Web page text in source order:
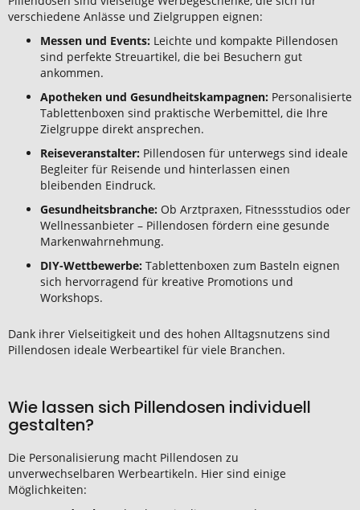
verschiedene Anlässe und Zielgruppen eignen:
Messen und Events: Leichte und kompakte Pillendosen
sind perfekte Streuartikel, die bei Besuchern gut
ankommen.
Apotheken und Gesundheitskampagnen: Personalisierte
Tablettenboxen sind praktische Werbemittel, die Ihre
Zielgruppe direkt ansprechen.
Reiseveranstalter: Pillendosen für unterwegs sind ideale
Begleiter für Reisende und hinterlassen einen
bleibenden Eindruck.
Gesundheitsbranche: Ob Arztpraxen, Fitnessstudios oder
Wellnessanbieter – Pillendosen fördern eine gesunde
Markenwahrnehmung.
DIY-Wettbewerbe: Tablettenboxen zum Basteln eignen
sich hervorragend für kreative Promotions und
Workshops.
Dank ihrer Vielseitigkeit und des hohen Alltagsnutzens sind
Pillendosen ideale Werbeartikel für viele Branchen.
Wie lassen sich Pillendosen individuell
gestalten?
Die Personalisierung macht Pillendosen zu
unverwechselbaren Werbeartikeln. Hier sind einige
Möglichkeiten: